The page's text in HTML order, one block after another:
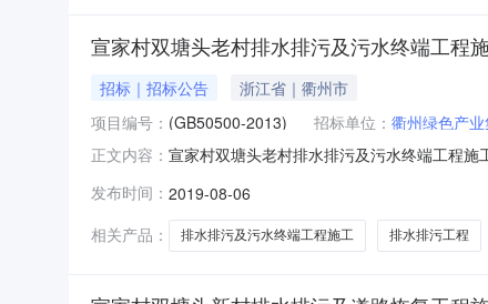
宣家村双塘头老村排水排污及污水终端工程
招标｜招标公告
浙江省｜衢州市
项目编号： (GB50500-2013) 招标单位： 衢州绿色产
正文内容： 宣家村双塘头老村排水排污及污水终端工程
括道路工程、雨水管网、污水管网等工程施工
工图纸要求，一次性验收合格。本工程
发布时间： 2019-08-06
相关产品：
排水排污及污水终端工程施工 排水排污工程